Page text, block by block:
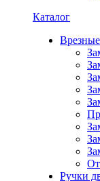
Каталог
Ручки